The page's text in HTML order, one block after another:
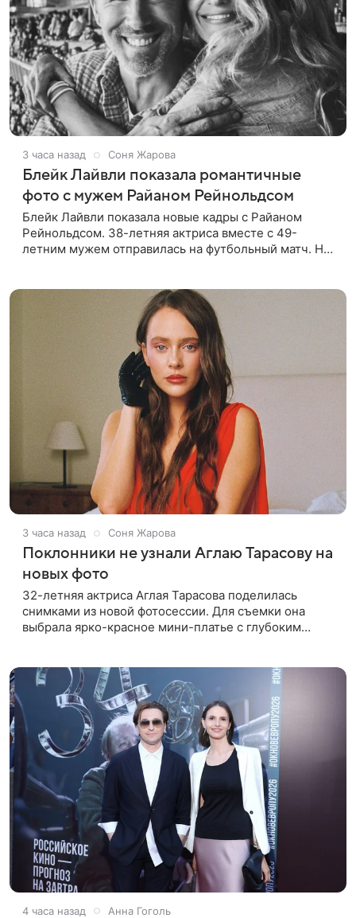
3 часа назад Соня Жарова
Блейк Лайвли показала романтичные
фото с мужем Райаном Рейнольдсом
Блейк Лайвли показала новые кадры с Райаном
Рейнольдсом. 38-летняя актриса вместе с 49-
летним мужем отправилась на футбольный матч. На
3 часа назад Соня Жарова
Поклонники не узнали Аглаю Тарасову на
новых фото
32-летняя актриса Аглая Тарасова поделилась
снимками из новой фотосессии. Для съемки она
выбрала ярко-красное мини-платье с глубоким
4 часа назад Анна Гоголь